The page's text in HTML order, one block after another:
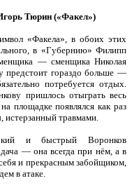
Тюрин («Факел»)
«Факела», в обоих этих
в «Губернию» Филипп
— сменщика Николая
предстоит гораздо больше —
потребуется отдых.
пришлось отыграть весь
площадке появлялся как раз
травмами.
и быстрый Воронков
— она всегда при нём, а в
и прекрасным забойщиком,
в атаке.